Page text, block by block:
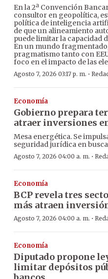
En la 2ª Convención
consultor en geopolítica,
política de inteligencia
de que un alineamiento
puede limitar la capacidad
En un mundo
pragmatismo tanto con
foco en el impacto de las
Agosto 7, 2026 03:17 p. m. ·
Economía
Gobierno prepara
atraer inversiones
Mesa energética. Se
seguridad jurídica en
Agosto 7, 2026 04:00 a. m. ·
Economía
BCP revela tres
más atraen
Agosto 7, 2026 04:00 a. m. ·
Economía
Diputado propone
limitar depósitos